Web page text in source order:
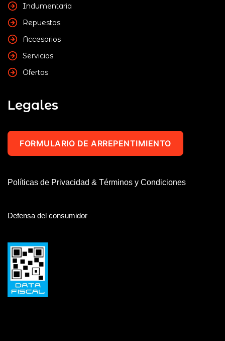
Indumentaria
Repuestos
Accesorios
Servicios
Ofertas
Legales
FORMULARIO DE ARREPENTIMIENTO
Políticas de Privacidad & Términos y Condiciones
Defensa del consumidor